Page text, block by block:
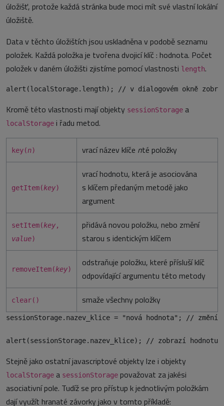
úložišť, protože každá stránka bude moci mít své vlastní lokální
úložiště.
Data v těchto úložištích jsou uskladněna v podobě seznamu
položek. Každá položka je tvořena dvojicí klíč : hodnota. Počet
položek v daném úložišti zjistíme pomocí vlastnosti length.
Kromě této vlastnosti mají objekty sessionStorage a
localStorage i řadu metod.
key(n) vrací název klíče nté položky
getItem(key)
vrací hodnotu, která je asociována
s klíčem předaným metodě jako
argument
setItem(key,
value)
přidává novou položku, nebo změní
starou s identickým klíčem
removeItem(key)
odstraňuje položku, které přísluší klíč
odpovídající argumentu této metody
clear() smaže všechny položky
sessionStorage.nazev_klice = "nová hodnota"; //
Stejně jako ostatní javascriptové objekty lze i objekty
localStorage a sessionStorage považovat za jakési
asociativní pole. Tudíž se pro přístup k jednotlivým položkám
dají využít hranaté závorky jako v tomto příkladě: